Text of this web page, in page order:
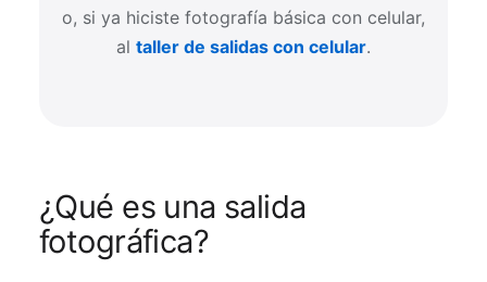
o, si ya hiciste fotografía básica con celular,
al taller de salidas con celular.
¿Qué es una salida
fotográfica?